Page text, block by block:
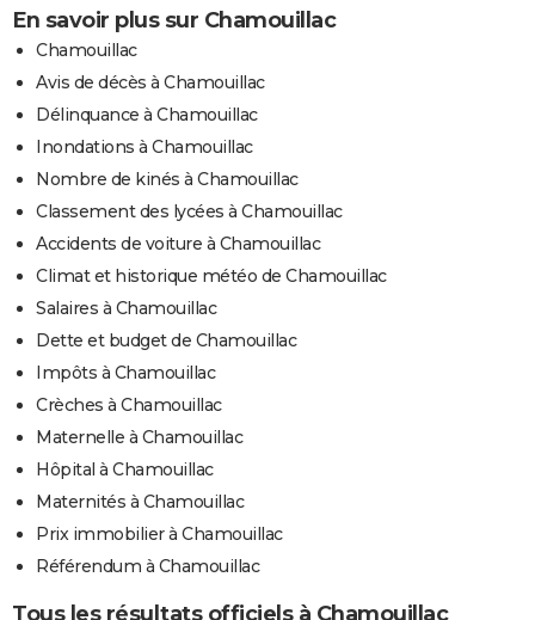
En savoir plus sur Chamouillac
Chamouillac
Avis de décès à Chamouillac
Délinquance à Chamouillac
Inondations à Chamouillac
Nombre de kinés à Chamouillac
Classement des lycées à Chamouillac
Accidents de voiture à Chamouillac
Climat et historique météo de Chamouillac
Salaires à Chamouillac
Dette et budget de Chamouillac
Impôts à Chamouillac
Crèches à Chamouillac
Maternelle à Chamouillac
Hôpital à Chamouillac
Maternités à Chamouillac
Prix immobilier à Chamouillac
Référendum à Chamouillac
Tous les résultats officiels à Chamouillac